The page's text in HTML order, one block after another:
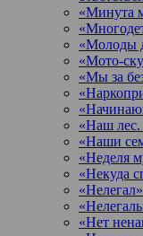
«Минута
«Молоды
«Мото-
«Мы за
«Наш лес.
«Наши
«Неделя
«Некуда
«Нелегал»
«Нет